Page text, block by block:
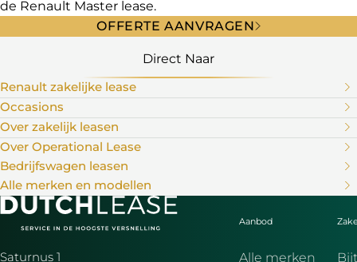
de Renault Master lease.
OFFERTE AANVRAGEN
Direct Naar
Renault zakelijke lease
Occasions
Over zakelijk leasen
Over Operational Lease
Bedrijfswagen leasen
Alle merken en modellen
Saturnus 1
Aanbod
Alle merken